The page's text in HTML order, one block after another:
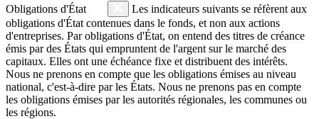
Obligations d'État
Les indicateurs suivants se réfèrent aux
obligations d'État contenues dans le fonds, et non aux actions
d'entreprises. Par obligations d'État, on entend des titres de créance
émis par des États qui empruntent de l'argent sur le marché des
capitaux. Elles ont une échéance fixe et distribuent des intérêts.
Nous ne prenons en compte que les obligations émises au niveau
national, c'est-à-dire par les États. Nous ne prenons pas en compte
les obligations émises par les autorités régionales, les communes ou
les régions.